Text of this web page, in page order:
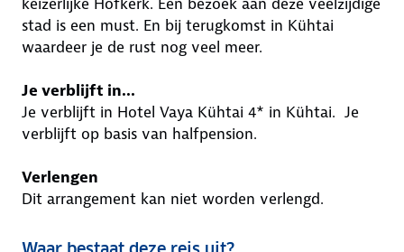
stad is een must. En bij terugkomst in Kühtai
waardeer je de rust nog veel meer.
Je verblijft in...
Je verblijft in Hotel Vaya Kühtai 4* in Kühtai. Je
verblijft op basis van halfpension.
Verlengen
Dit arrangement kan niet worden verlengd.